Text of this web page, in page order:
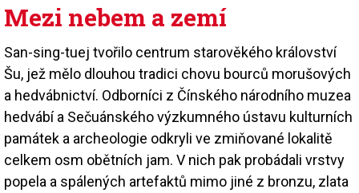
Mezi nebem a zemí
San-sing-tuej tvořilo centrum starověkého království
Šu, jež mělo dlouhou tradici chovu bourců morušových
a hedvábnictví. Odborníci z Čínského národního muzea
hedvábí a Sečuánského výzkumného ústavu kulturních
památek a archeologie odkryli ve zmiňované lokalitě
celkem osm obětních jam. V nich pak probádali vrstvy
popela a spálených artefaktů mimo jiné z bronzu, zlata